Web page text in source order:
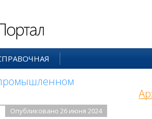
Опубликовано 26 июня 2024